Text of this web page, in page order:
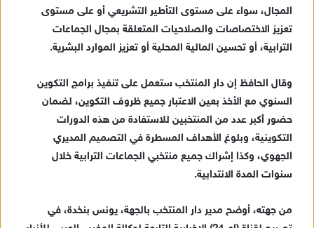
المجال، سواء على مستوى التأطير التشريعي أو على مستوى
تعزيز الاختصاصات والصلاحيات المتعلقة بمجال الجماعات
الترابية، أو تحسين المالية المحلية أو تعزيز الموارد البشرية.
وقال الحافظ إن دار المنتخب ستعمل على تنفيذ برامج التكوين
السنوي مع الأخذ بعين الاعتبار جميع ظروف التكوين، لضمان
حضور أكبر عدد من المنتخبين للاستفادة من هذه الدورات
التكوينية، وبلوغ الأهداف المسطرة في التصميم المديري
الجهوي، وكذا إشراك جميع منتخبي الجماعات الترابية خلال
سنوات المدة الانتدابية.
من جهته، أوضح مدير دار المنتخب بالجهة، يونس بنخدة، في